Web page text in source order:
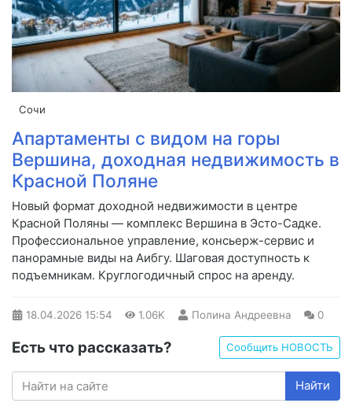
Сочи
Апартаменты с видом на горы
Вершина, доходная недвижимость в
Красной Поляне
Новый формат доходной недвижимости в центре
Красной Поляны — комплекс Вершина в Эсто-Садке.
Профессиональное управление, консьерж-сервис и
панорамные виды на Аибгу. Шаговая доступность к
подъемникам. Круглогодичный спрос на аренду.
18.04.2026 15:54 1.06K Полина Андреевна 0
Есть что рассказать? Сообщить НОВОСТЬ
Найти